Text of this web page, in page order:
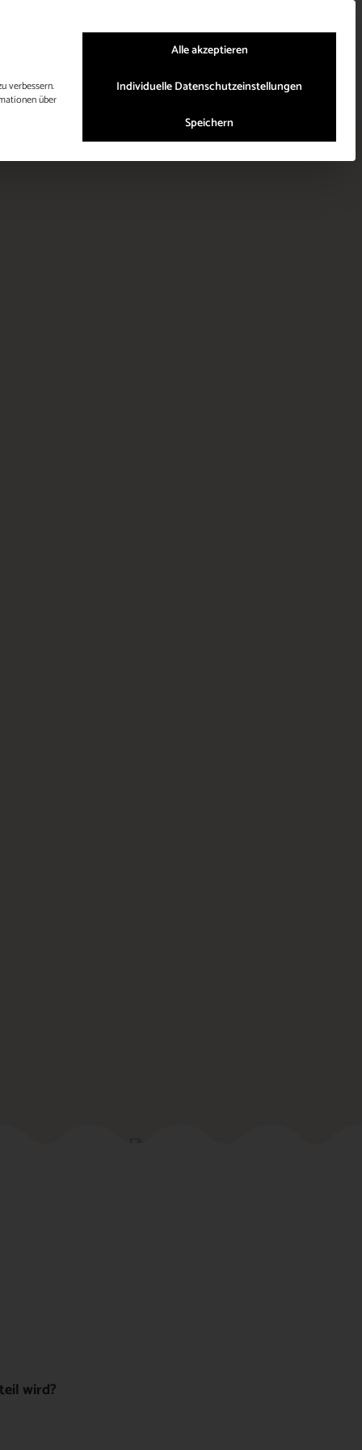
WhatsApp Chat Platz Anfragen
wird?
verbessern.
über
Alle akzeptieren
Individuelle Datenschutzeinstellungen
Speichern